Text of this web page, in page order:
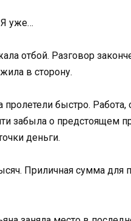
уже…
отбой. Разговор
в сторону.
быстро. Работа,
забыла о предстоящем
деньги.
Приличная сумма для